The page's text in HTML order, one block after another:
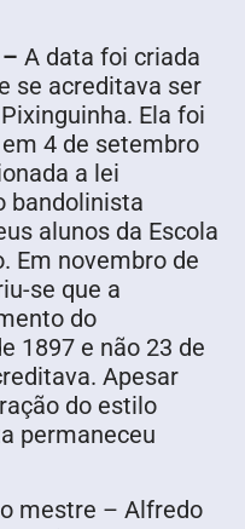
A data foi criada
se acreditava ser
Ela foi
4 de setembro
a lei
bandolinista
alunos da Escola
Em novembro de
se que a
do
1897 e não 23 de
Apesar
do estilo
permaneceu
mestre – Alfredo